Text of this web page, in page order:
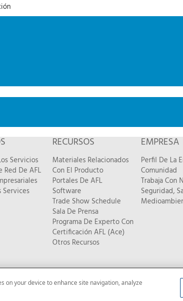
Servicios
Red De AFL
Services
RECURSOS
Materiales Relacionados
Con El Producto
Portales De AFL
Software
Trade Show Schedule
Sala De Prensa
Programa De Experto Con
Certificación AFL (Ace)
Otros Recursos
EMPRESA
Perfil De La
Comunidad
Trabaja Con
Seguridad,
|Mapa del sitio
on your device to enhance site navigation, analyze